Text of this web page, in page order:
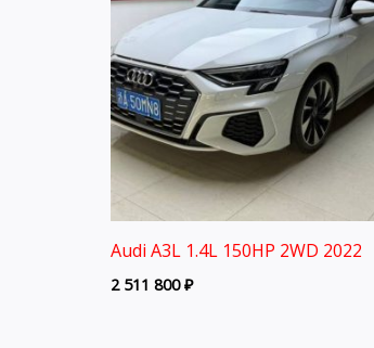
Audi A3L 1.4L 150HP 2WD 2022
2 511 800₽